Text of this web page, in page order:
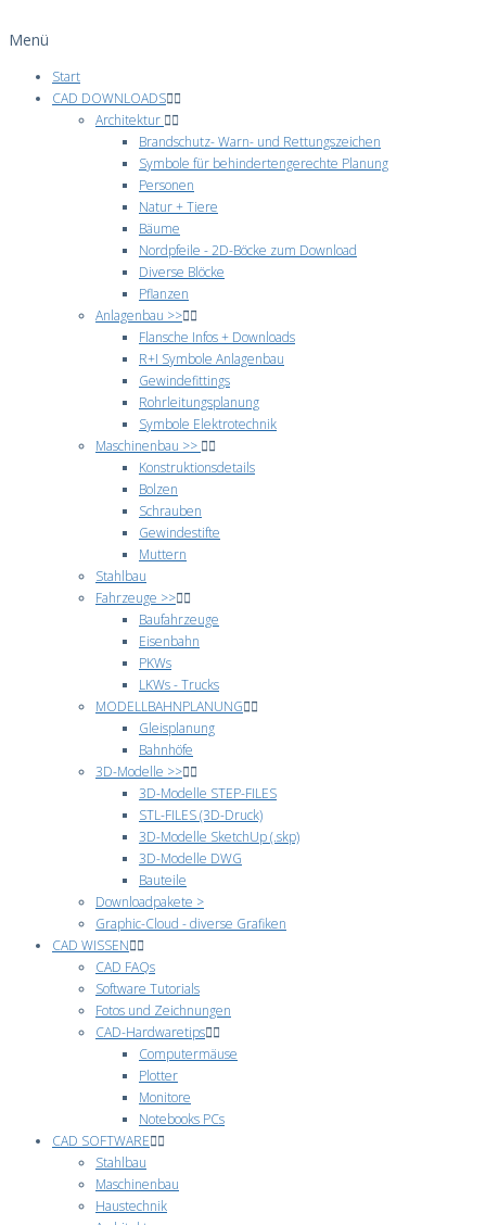
Menü
Start
CAD DOWNLOADS
Architektur
Brandschutz- Warn- und Rettungszeichen
Symbole für behindertengerechte Planung
Personen
Natur + Tiere
Bäume
Nordpfeile - 2D-Böcke zum Download
Diverse Blöcke
Pflanzen
Anlagenbau >>
Flansche Infos + Downloads
R+I Symbole Anlagenbau
Gewindefittings
Rohrleitungsplanung
Symbole Elektrotechnik
Maschinenbau >>
Konstruktionsdetails
Bolzen
Schrauben
Gewindestifte
Muttern
Stahlbau
Fahrzeuge >>
Baufahrzeuge
Eisenbahn
PKWs
LKWs - Trucks
MODELLBAHNPLANUNG
Gleisplanung
Bahnhöfe
3D-Modelle >>
3D-Modelle STEP-FILES
STL-FILES (3D-Druck)
3D-Modelle SketchUp (.skp)
3D-Modelle DWG
Bauteile
Downloadpakete >
Graphic-Cloud - diverse Grafiken
CAD WISSEN
CAD FAQs
Software Tutorials
Fotos und Zeichnungen
CAD-Hardwaretips
Computermäuse
Plotter
Monitore
Notebooks PCs
CAD SOFTWARE
Stahlbau
Maschinenbau
Haustechnik